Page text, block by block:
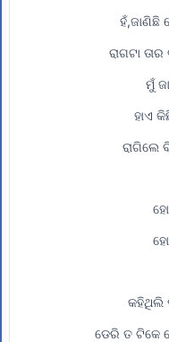
ହଁ,ଜାଣିଛି
ରାଗଟା
ମୁଁ
ହାଏ
ରାଗିଲେ
କହିଥିଲି
ଡେରି ତ ଟିକେ